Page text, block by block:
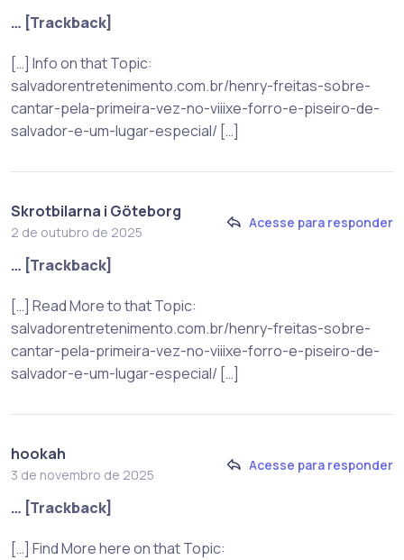
… [Trackback]
[…] Info on that Topic:
salvadorentretenimento.com.br/henry-freitas-sobre-
cantar-pela-primeira-vez-no-viiixe-forro-e-piseiro-de-
salvador-e-um-lugar-especial/ […]
Skrotbilarna i Göteborg
2 de outubro de 2025
Acesse para responder
… [Trackback]
[…] Read More to that Topic:
salvadorentretenimento.com.br/henry-freitas-sobre-
cantar-pela-primeira-vez-no-viiixe-forro-e-piseiro-de-
salvador-e-um-lugar-especial/ […]
hookah
3 de novembro de 2025
Acesse para responder
… [Trackback]
[…] Find More here on that Topic: